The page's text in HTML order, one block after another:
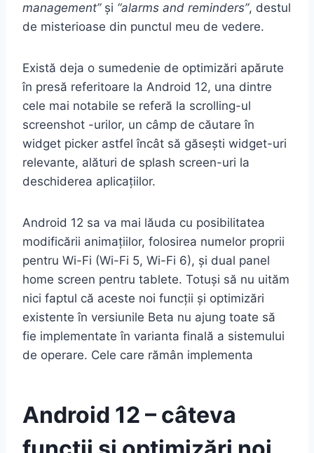
management”și “alarms and reminders”, destul
de misterioase din punctul meu de vedere.
Există deja o sumedenie de optimizări apărute
în presă referitoare la Android 12, una dintre
cele mai notabile se referă la scrolling-ul
screenshot -urilor, un câmp de căutare în
widget picker astfel încât să găsești widget-uri
relevante, alături de splash screen-uri la
deschiderea aplicațiilor.
Android 12 sa va mai lăuda cu posibilitatea
modificării animațiilor, folosirea numelor proprii
pentru Wi-Fi (Wi-Fi 5, Wi-Fi 6), și dual panel
home screen pentru tablete. Totuși să nu uităm
nici faptul că aceste noi funcții și optimizări
existente în versiunile Beta nu ajung toate să
fie implementate în varianta finală a sistemului
de operare. Cele care rămân implementa
Android 12 – câteva